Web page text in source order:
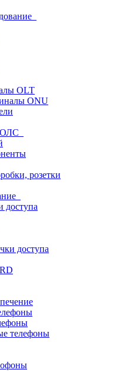
OLT
ONU
розетки
доступа
доступа
телефоны